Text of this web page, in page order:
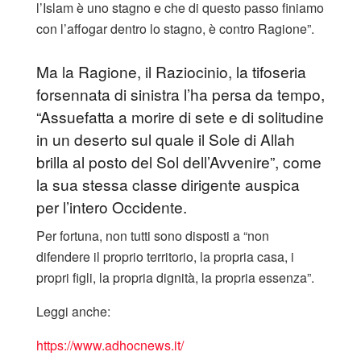
l’Islam è uno stagno e che di questo passo finiamo
con l’affogar dentro lo stagno, è contro Ragione”.
Ma la Ragione, il Raziocinio, la tifoseria
forsennata di sinistra l’ha persa da tempo,
“Assuefatta a morire di sete e di solitudine
in un deserto sul quale il Sole di Allah
brilla al posto del Sol dell’Avvenire”, come
la sua stessa classe dirigente auspica
per l’intero Occidente.
Per fortuna, non tutti sono disposti a “non
difendere il proprio territorio, la propria casa, i
propri figli, la propria dignità, la propria essenza”.
Leggi anche:
https://www.adhocnews.it/